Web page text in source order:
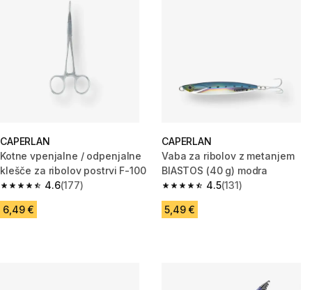
CAPERLAN
Kotne vpenjalne / odpenjalne
klešče za ribolov postrvi F-100
4.6
4.6 od 5 zvezdic from 177 ocene
(177)
6,49 €
CAPERLAN
Vaba za ribolov z metanjem
BIASTOS (40 g) modra
4.5
4.5 od 5 zvezdic from 131
(131)
5,49 €